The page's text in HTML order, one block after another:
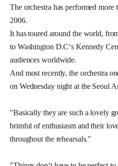
The orchestra has performed more
2006.
It has toured around the world,
to Washington D.C‘s Kennedy
audiences worldwide.
And most recently, the orchestra
on Wednesday night at the Seoul
"Basically they are such a lovely
brimful of enthusiasm and their
throughout the rehearsals."